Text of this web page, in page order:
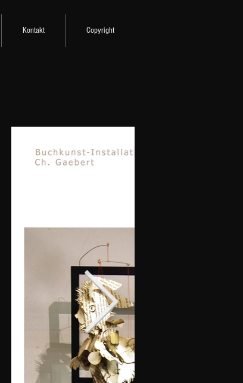
Kontakt Copyright